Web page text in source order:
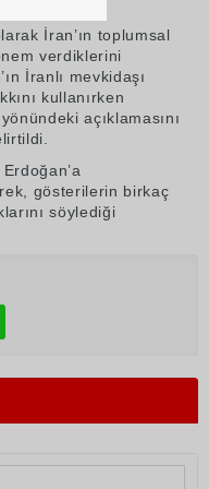
İran’ın toplumsal
verdiklerini
İranlı mevkidaşı
kullanırken
açıklamasını
gösterilerin birkaç
söylediği